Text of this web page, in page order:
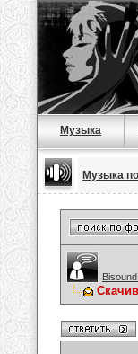
Музыка
Музыка